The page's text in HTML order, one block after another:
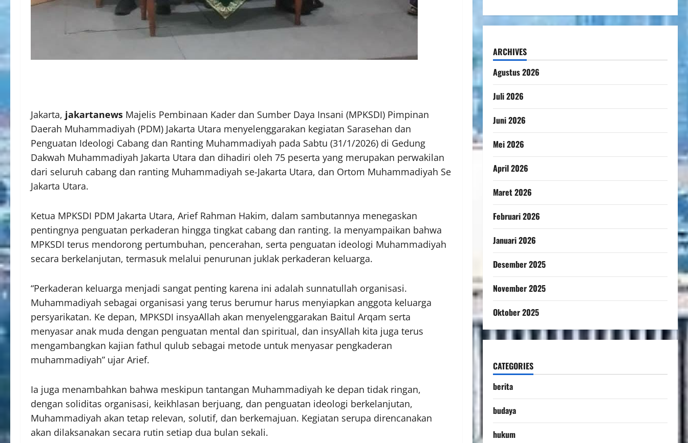
Jakarta, jakartanews Majelis Pembinaan Kader dan Sumber Daya Insani (MPKSDI) Pimpinan
Daerah Muhammadiyah (PDM) Jakarta Utara menyelenggarakan kegiatan Sarasehan dan
Penguatan Ideologi Cabang dan Ranting Muhammadiyah pada Sabtu (31/1/2026) di Gedung
Dakwah Muhammadiyah Jakarta Utara dan dihadiri oleh 75 peserta yang merupakan perwakilan
dari seluruh cabang dan ranting Muhammadiyah se-Jakarta Utara, dan Ortom Muhammadiyah Se
Jakarta Utara.
Ketua MPKSDI PDM Jakarta Utara, Arief Rahman Hakim, dalam sambutannya menegaskan
pentingnya penguatan perkaderan hingga tingkat cabang dan ranting. Ia menyampaikan bahwa
MPKSDI terus mendorong pertumbuhan, pencerahan, serta penguatan ideologi Muhammadiyah
secara berkelanjutan, termasuk melalui penurunan juklak perkaderan keluarga.
“Perkaderan keluarga menjadi sangat penting karena ini adalah sunnatullah organisasi.
Muhammadiyah sebagai organisasi yang terus berumur harus menyiapkan anggota keluarga
persyarikatan. Ke depan, MPKSDI insyaAllah akan menyelenggarakan Baitul Arqam serta
menyasar anak muda dengan penguatan mental dan spiritual, dan insyAllah kita juga terus
mengambangkan kajian fathul qulub sebagai metode untuk menyasar pengkaderan
muhammadiyah” ujar Arief.
Ia juga menambahkan bahwa meskipun tantangan Muhammadiyah ke depan tidak ringan,
dengan soliditas organisasi, keikhlasan berjuang, dan penguatan ideologi berkelanjutan,
Muhammadiyah akan tetap relevan, solutif, dan berkemajuan. Kegiatan serupa direncanakan
akan dilaksanakan secara rutin setiap dua bulan sekali.
ARCHIVES
Agustus 2026
Juli 2026
Juni 2026
Mei 2026
April 2026
Maret 2026
Februari 2026
Januari 2026
Desember 2025
November 2025
Oktober 2025
CATEGORIES
berita
budaya
hukum